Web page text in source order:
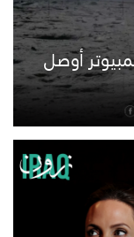
أوصل